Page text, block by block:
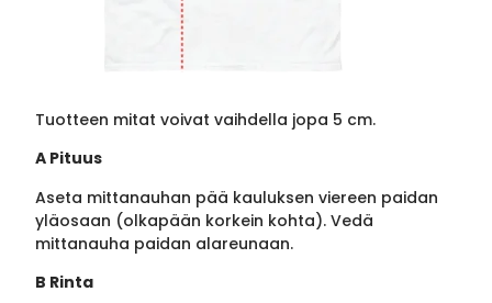
Tuotteen mitat voivat vaihdella jopa 5 cm.
A Pituus
Aseta mittanauhan pää kauluksen viereen paidan
yläosaan (olkapään korkein kohta). Vedä
mittanauha paidan alareunaan.
B Rinta